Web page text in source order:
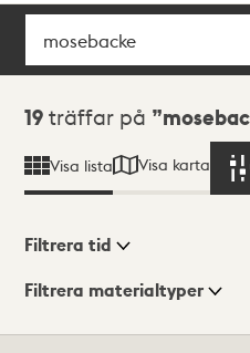
Sök
Sökresultat
19 träffar på
Visa lista Visa karta
Visningsläge
Filtrera tid
Filtrera materialtyper